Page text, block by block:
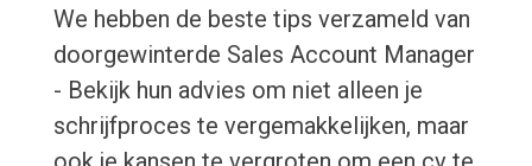
We hebben de beste tips verzameld van
doorgewinterde Sales Account Manager
- Bekijk hun advies om niet alleen je
schrijfproces te vergemakkelijken, maar